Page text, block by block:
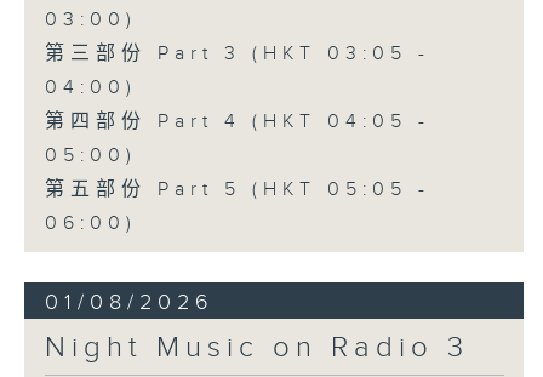
03:00)
第三部份 Part 3 (HKT 03:05 -
04:00)
第四部份 Part 4 (HKT 04:05 -
05:00)
第五部份 Part 5 (HKT 05:05 -
06:00)
01/08/2026
Night Music on Radio 3